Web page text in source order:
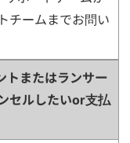
チームまでお問い
トまたはランサー
セルしたいor支払